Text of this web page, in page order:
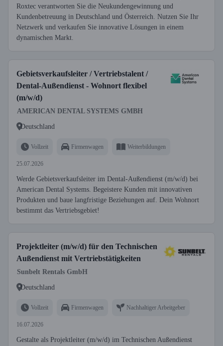
Roxtec verantworten Sie die Neukundengewinnung und
Kundenbetreuung in Deutschland und Österreich. Nutzen Sie Ihr
Netzwerk und verkaufen Sie innovative Lösungen in einem
dynamischen Markt.
Gebietsverkaufsleiter / Vertriebstalent /
Dental-Außendienst - Wohnort flexibel
(m/w/d)
AMERICAN DENTAL SYSTEMS GMBH
Deutschland
Vollzeit Firmenwagen Weiterbildungen
25.07.2026
Werde Gebietsverkaufsleiter im Dental-Außendienst (m/w/d) bei
American Dental Systems. Begeistere Kunden mit innovativen
Produkten und baue langfristige Beziehungen auf. Dein Wohnort
bestimmt das Vertriebsgebiet!
Projektleiter (m/w/d) für den Technischen
Außendienst mit Vertriebstätigkeiten
Sunbelt Rentals GmbH
Deutschland
Vollzeit Firmenwagen Nachhaltiger Arbeitgeber
16.07.2026
Gestalte als Projektleiter (m/w/d) im Technischen Außendienst